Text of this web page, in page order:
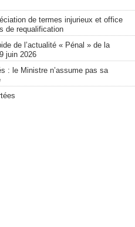
de termes injurieux et office
de requalification
de l’actualité « Pénal » de la
juin 2026
: le Ministre n’assume pas sa